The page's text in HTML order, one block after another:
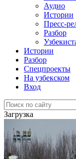
Аудио
Истории
Пресс-
Разбор
Истории
Разбор
Спецпроекты
На узбекском
Вход
Загрузка